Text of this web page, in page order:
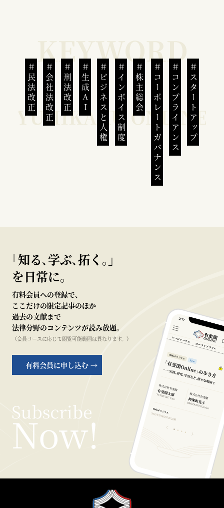
民法改正 会社法改正 刑法改正 生成AI ビジネスと人権インボイス制度 株主総会 コーポレートガバナンスコンプライアンススタートアップ
｢知る､学ぶ､拓く｡｣
を日常に。
有料会員への登録で、
ここだけの限定記事のほか
過去の文献まで
法律分野のコンテンツが読み放題。
（会員コースに応じて閲覧可能範囲は異なります。）
有料会員に申し込む →